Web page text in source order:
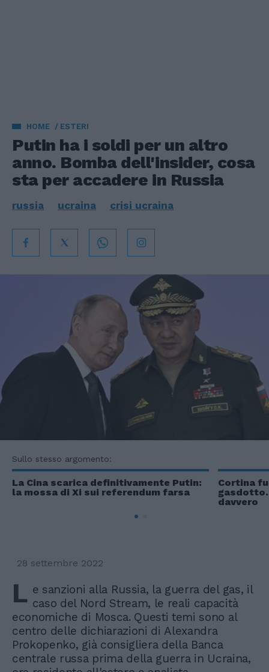
HOME ESTERI
Putin ha i soldi per un altro
anno. Bomba dell'insider, cosa
sta per accadere in Russia
russia ucraina crisi ucraina
Sullo stesso argomento:
La Cina scarica definitivamente Putin:
la mossa di Xi sui referendum farsa
Cortina
gasdotto.
davvero
28 settembre 2022
L e sanzioni alla Russia, la guerra del gas, il
caso del Nord Stream, le reali capacità
economiche di Mosca. Questi temi sono al
centro delle dichiarazioni di Alexandra
Prokopenko, già consigliera della Banca
centrale russa prima della guerra in Ucraina,